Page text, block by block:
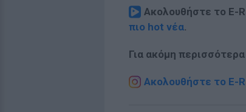
Ακολουθήστε το E-
πιο hot νέα.
Για ακόμη περισσότερα
Ακολουθήστε το E-